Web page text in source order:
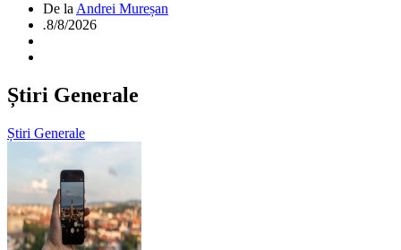
De la Andrei Mureșan
.8/8/2026
Știri Generale
Știri Generale